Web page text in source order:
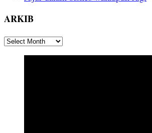
ARKIB
ARKIB